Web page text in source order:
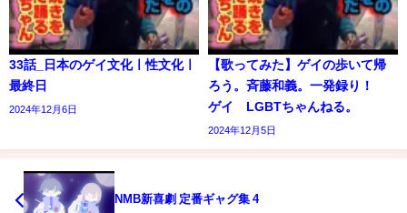
33話_日本のゲイ文化ㅣ性文化ㅣ
最終日
2024年12月6日
【歌ってみた】ゲイの歩いて帰
ろう。斉藤和義。一発録り！
ゲイ LGBTちゃんねる。
2024年12月5日
NMB新喜劇 定番ギャグ集 4